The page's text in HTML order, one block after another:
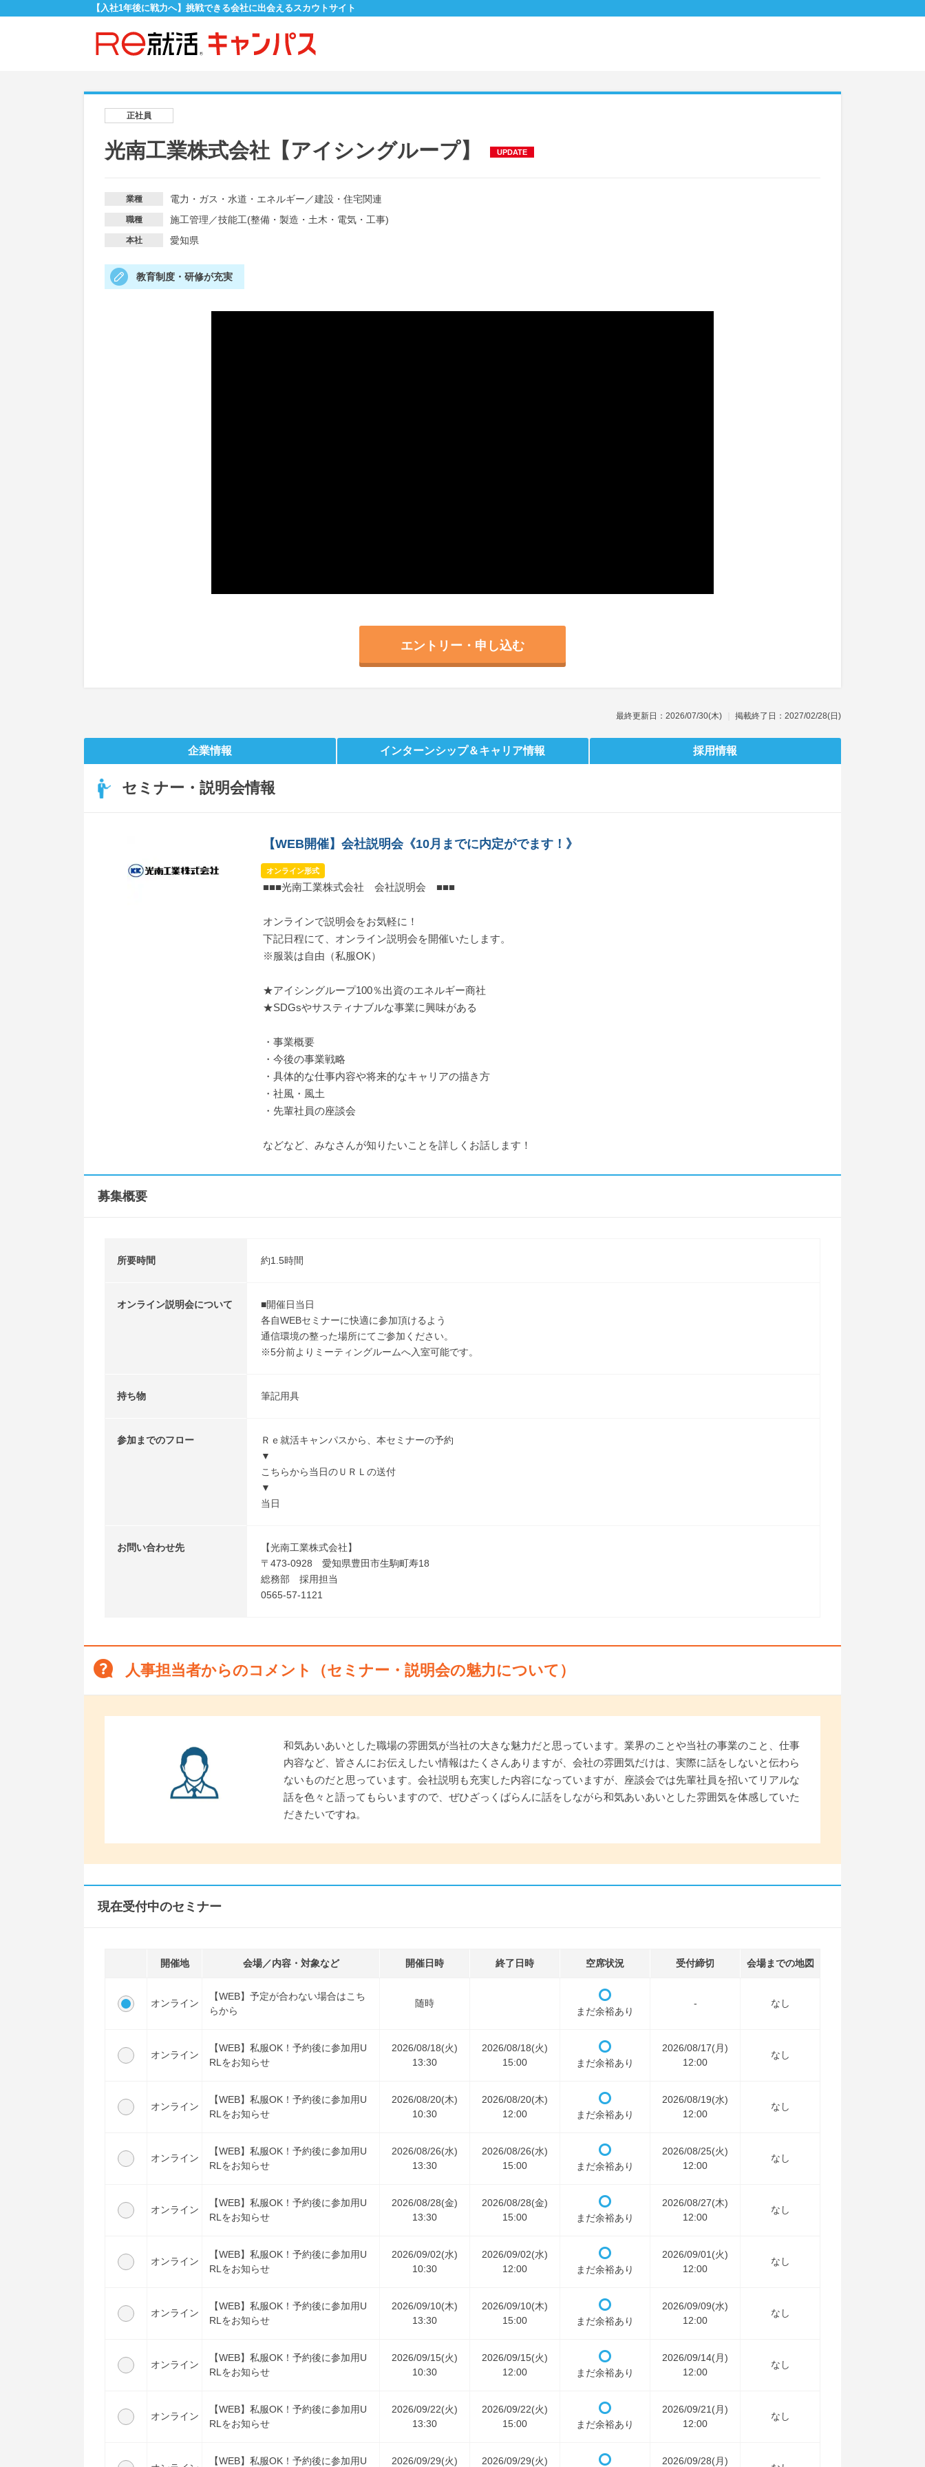
【入社1年後に戦力へ】挑戦できる会社に出会えるスカウトサイト
正社員
光南工業株式会社【アイシングループ】 UPDATE
業種 電力・ガス・水道・エネルギー ／建設・住宅関連
職種 施工管理 ／技能工(整備・製造・土木・電気・工事)
本社 愛知県
教育制度・研修が充実
エントリー・申し込む
最終更新日：2026/07/30(木) 掲載終了日：2027/02/28(日)
企業情報 インターンシップ＆キャリア情報 採用情報
セミナー・説明会情報
【WEB開催】会社説明会《10月までに内定がでます！》
オンライン形式
■■■光南工業株式会社 会社説明会 ■■■
オンラインで説明会をお気軽に！
下記日程にて、オンライン説明会を開催いたします。
※服装は自由（私服OK）
★アイシングループ100％出資のエネルギー商社
★SDGsやサスティナブルな事業に興味がある
・事業概要
・今後の事業戦略
・具体的な仕事内容や将来的なキャリアの描き方
・社風・風土
・先輩社員の座談会
などなど、みなさんが知りたいことを詳しくお話します！
募集概要
所要時間 約1.5時間
オンライン説明会について
■開催日当日
各自WEBセミナーに快適に参加頂けるよう
通信環境の整った場所にてご参加ください。
※5分前よりミーティングルームへ入室可能です。
持ち物 筆記用具
参加までのフロー
Ｒｅ就活キャンパスから、本セミナーの予約
▼
こちらから当日のＵＲＬの送付
▼
当日
お問い合わせ先
【光南工業株式会社】
〒473-0928 愛知県豊田市生駒町寿18
総務部 採用担当
0565-57-1121
人事担当者からのコメント（セミナー・説明会の魅力について）
和気あいあいとした職場の雰囲気が当社の大きな魅力だと思っています。業界のことや当社の事業のこと、仕事
内容など、皆さんにお伝えしたい情報はたくさんありますが、会社の雰囲気だけは、実際に話をしないと伝わら
ないものだと思っています。会社説明も充実した内容になっていますが、座談会では先輩社員を招いてリアルな
話を色々と語ってもらいますので、ぜひざっくばらんに話をしながら和気あいあいとした雰囲気を体感していた
だきたいですね。
現在受付中のセミナー
開催地 会場／内容・対象など 開催日時 終了日時 空席状況 受付締切 会場までの地図
オンライン
【WEB】予定が合わない場合はこち
らから
随時
まだ余裕あり
- なし
オンライン
【WEB】私服OK！予約後に参加用U
RLをお知らせ
2026/08/18(火)
13:30
2026/08/18(火)
15:00
まだ余裕あり
2026/08/17(月)
12:00
なし
オンライン
【WEB】私服OK！予約後に参加用U
RLをお知らせ
2026/08/20(木)
10:30
2026/08/20(木)
12:00
まだ余裕あり
2026/08/19(水)
12:00
なし
オンライン
【WEB】私服OK！予約後に参加用U
RLをお知らせ
2026/08/26(水)
13:30
2026/08/26(水)
15:00
まだ余裕あり
2026/08/25(火)
12:00
なし
オンライン
【WEB】私服OK！予約後に参加用U
RLをお知らせ
2026/08/28(金)
13:30
2026/08/28(金)
15:00
まだ余裕あり
2026/08/27(木)
12:00
なし
オンライン
【WEB】私服OK！予約後に参加用U
RLをお知らせ
2026/09/02(水)
10:30
2026/09/02(水)
12:00
まだ余裕あり
2026/09/01(火)
12:00
なし
オンライン
【WEB】私服OK！予約後に参加用U
RLをお知らせ
2026/09/10(木)
13:30
2026/09/10(木)
15:00
まだ余裕あり
2026/09/09(水)
12:00
なし
オンライン
【WEB】私服OK！予約後に参加用U
RLをお知らせ
2026/09/15(火)
10:30
2026/09/15(火)
12:00
まだ余裕あり
2026/09/14(月)
12:00
なし
オンライン
【WEB】私服OK！予約後に参加用U
RLをお知らせ
2026/09/22(火)
13:30
2026/09/22(火)
15:00
まだ余裕あり
2026/09/21(月)
12:00
なし
【WEB】私服OK！予約後に参加用U 2026/09/29(火) 2026/09/29(火) 2026/09/28(月)